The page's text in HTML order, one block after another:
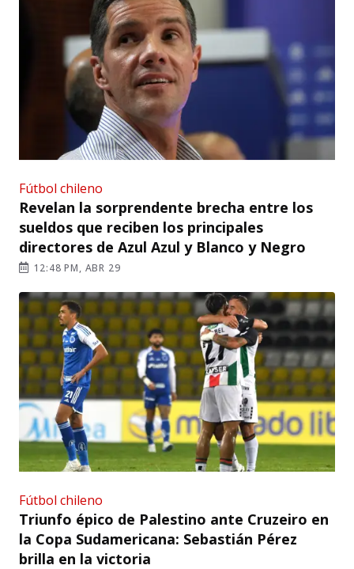
Fútbol chileno
Revelan la sorprendente brecha entre los
sueldos que reciben los principales
directores de Azul Azul y Blanco y Negro
12:48 PM, ABR 29
Fútbol chileno
Triunfo épico de Palestino ante Cruzeiro en
la Copa Sudamericana: Sebastián Pérez
brilla en la victoria